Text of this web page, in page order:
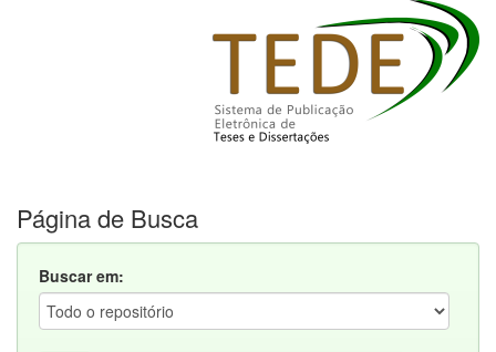
Página de Busca
Buscar em: